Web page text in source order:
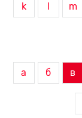
k m
а б в